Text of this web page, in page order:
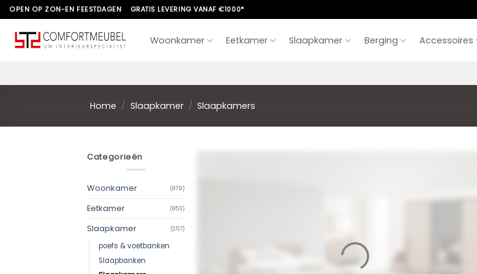
Skip
to
content
OPEN OP ZON-EN FEESTDAGEN GRATIS LEVERING VANAF €1000*
Woonkamer Eetkamer Slaapkamer Berging Accessoires
Home / Slaapkamer / Slaapkamers
Categorieën
Woonkamer (879)
Eetkamer (853)
Slaapkamer (257)
poefs & voetbanken
Slaapbanken